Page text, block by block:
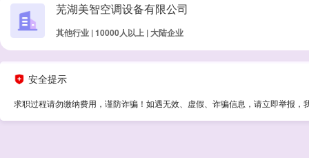
芜湖美智空调设备有限公司
其他行业 | 10000人以上 | 大陆企业
安全提示
求职过程请勿缴纳费用，谨防诈骗！如遇无效、虚假、诈骗信息，请立即举报，